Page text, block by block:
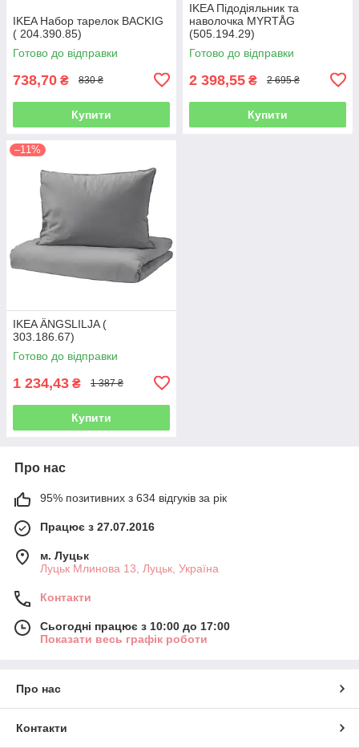
IKEA Набор тарелок BACKIG
( 204.390.85)
Готово до відправки
738,70 ₴ 830 ₴
Купити
IKEA Підодіяльник та
наволочка MYRTÅG
(505.194.29)
Готово до відправки
2 398,55 ₴ 2 695 ₴
Купити
–11%
IKEA ÄNGSLILJA (
303.186.67)
Готово до відправки
1 234,43 ₴ 1 387 ₴
Купити
Про нас
95% позитивних з 634 відгуків за рік
Працює з 27.07.2016
м. Луцьк
Луцьк Млинова 13, Луцьк, Україна
Контакти
Сьогодні працює з 10:00 до 17:00
Показати весь графік роботи
Про нас
Контакти